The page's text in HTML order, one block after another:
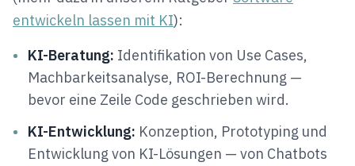
entwickeln lassen mit KI):
•
KI-Beratung: Identifikation von Use Cases,
Machbarkeitsanalyse, ROI-Berechnung —
bevor eine Zeile Code geschrieben wird.
•
KI-Entwicklung: Konzeption, Prototyping und
Entwicklung von KI-Lösungen — von Chatbots